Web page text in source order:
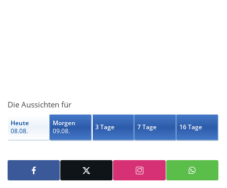
Die Aussichten für
Heute
08.08.
Morgen
09.08.
3 Tage 7 Tage 16 Tage